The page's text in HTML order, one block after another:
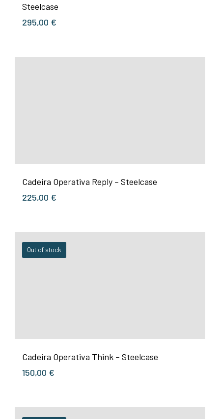
Steelcase
295,00 €
Cadeira Operativa Reply – Steelcase
225,00 €
Out of stock
Cadeira Operativa Think – Steelcase
150,00 €